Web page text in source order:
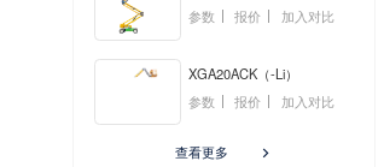
参数
报价 加入对比
XGA20ACK（-Li）
参数
报价 加入对比
查看更多 